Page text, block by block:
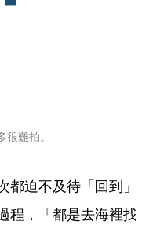
難拍。
都迫不及待「回到」
程，「都是去海裡找